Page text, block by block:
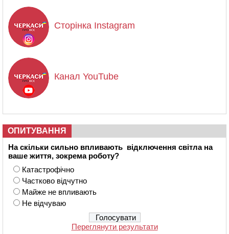
Сторінка Instagram
Канал YouTube
ОПИТУВАННЯ
На скільки сильно впливають відключення світла на
ваше життя, зокрема роботу?
Катастрофічно
Частково відчутно
Майже не впливають
Не відчуваю
Переглянути результати